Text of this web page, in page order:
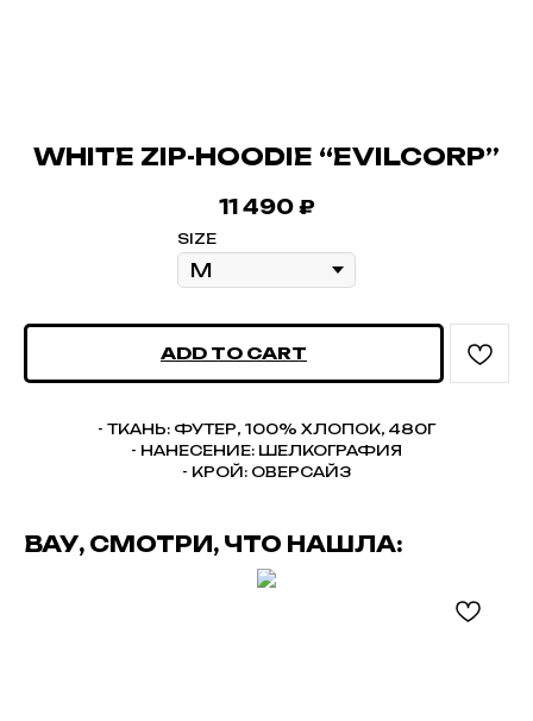
WHITE ZIP-HOODIE “EVILCORP”
11 490 ₽
SIZE
ADD TO CART
- ТКАНЬ: ФУТЕР, 100% ХЛОПОК, 480Г
- НАНЕСЕНИЕ: ШЕЛКОГРАФИЯ
- КРОЙ: ОВЕРСАЙЗ
ВАУ, СМОТРИ, ЧТО НАШЛА: